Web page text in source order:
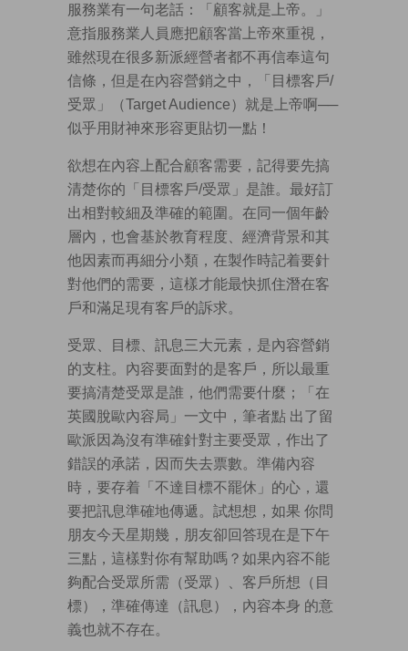
服務業有一句老話：「顧客就是上帝。」
意指服務業人員應把顧客當上帝來重視，
雖然現在很多新派經營者都不再信奉這句
信條，但是在內容營銷之中，「目標客戶/
受眾」（Target Audience）就是上帝啊──
似乎用財神來形容更貼切一點！
欲想在內容上配合顧客需要，記得要先搞
清楚你的「目標客戶/受眾」是誰。最好訂
出相對較細及準確的範圍。在同一個年齡
層內，也會基於教育程度、經濟背景和其
他因素而再細分小類，在製作時記着要針
對他們的需要，這樣才能最快抓住潛在客
戶和滿足現有客戶的訴求。
受眾、目標、訊息三大元素，是內容營銷
的支柱。內容要面對的是客戶，所以最重
要搞清楚受眾是誰，他們需要什麼；「在
英國脫歐內容局」一文中，筆者點 出了留
歐派因為沒有準確針對主要受眾，作出了
錯誤的承諾，因而失去票數。準備內容
時，要存着「不達目標不罷休」的心，還
要把訊息準確地傳遞。試想想，如果 你問
朋友今天星期幾，朋友卻回答現在是下午
三點，這樣對你有幫助嗎？如果內容不能
夠配合受眾所需（受眾）、客戶所想（目
標），準確傳達（訊息），內容本身 的意
義也就不存在。